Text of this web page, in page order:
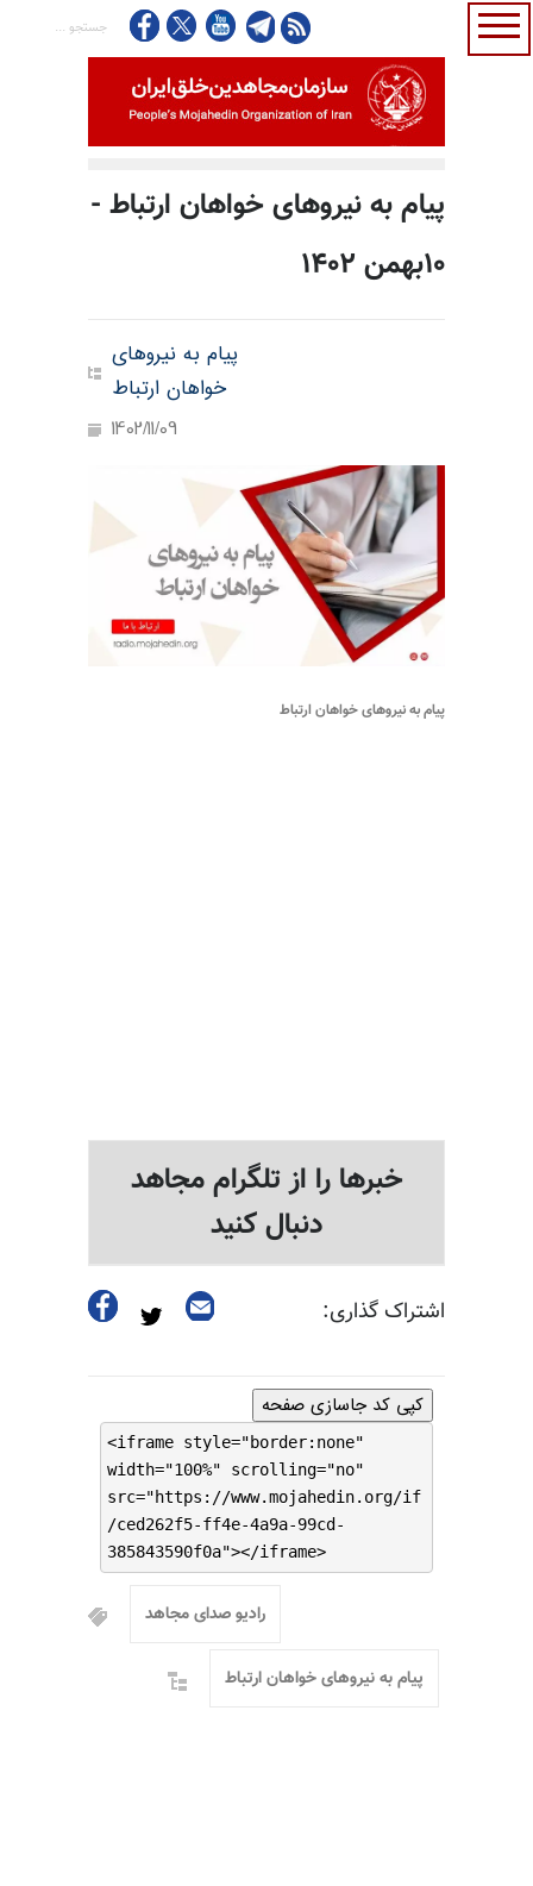
پیام به نیروهای خواهان ارتباط -
۱۰بهمن ۱۴۰۲
پیام به نیروهای
خواهان ارتباط
1402/11/09
پیام به نیروهای خواهان ارتباط
خبرها را از تلگرام مجاهد
دنبال کنید
اشتراک گذاری:
کپی کد جاسازی صفحه
<iframe style="border:none"
width="100%" scrolling="no"
src="https://www.mojahedin.org/if
/ced262f5-ff4e-4a9a-99cd-
385843590f0a"></iframe>
رادیو صدای مجاهد
پیام به نیروهای خواهان ارتباط